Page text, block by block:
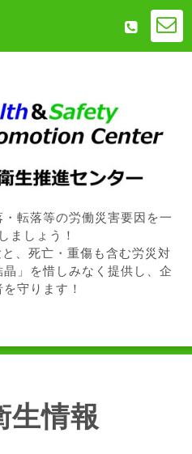
転落等の労働災害要因を一
ましょう！
、死亡・重傷も含む労災対
」を惜しみなく提供し、企
守ります！
生情報